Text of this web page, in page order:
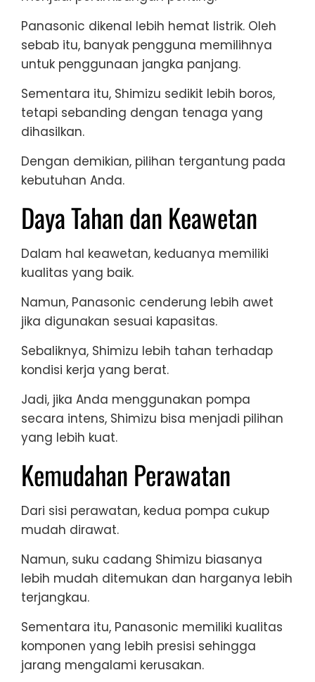
Panasonic dikenal lebih hemat listrik. Oleh
sebab itu, banyak pengguna memilihnya
untuk penggunaan jangka panjang.
Sementara itu, Shimizu sedikit lebih boros,
tetapi sebanding dengan tenaga yang
dihasilkan.
Dengan demikian, pilihan tergantung pada
kebutuhan Anda.
Daya Tahan dan Keawetan
Dalam hal keawetan, keduanya memiliki
kualitas yang baik.
Namun, Panasonic cenderung lebih awet
jika digunakan sesuai kapasitas.
Sebaliknya, Shimizu lebih tahan terhadap
kondisi kerja yang berat.
Jadi, jika Anda menggunakan pompa
secara intens, Shimizu bisa menjadi pilihan
yang lebih kuat.
Kemudahan Perawatan
Dari sisi perawatan, kedua pompa cukup
mudah dirawat.
Namun, suku cadang Shimizu biasanya
lebih mudah ditemukan dan harganya lebih
terjangkau.
Sementara itu, Panasonic memiliki kualitas
komponen yang lebih presisi sehingga
jarang mengalami kerusakan.